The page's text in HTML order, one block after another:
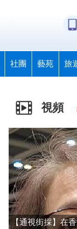
社團 藝苑 旅
視頻
【通視街採】在